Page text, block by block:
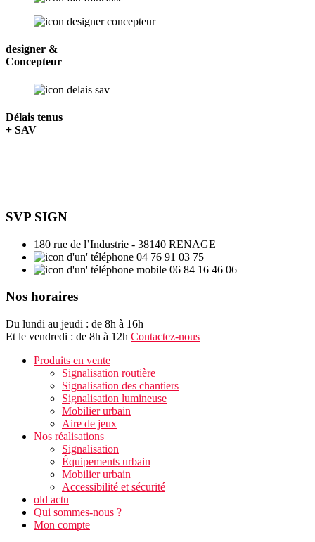
designer &
Concepteur
Délais tenus
+ SAV
SVP SIGN
180 rue de l’Industrie - 38140 RENAGE
04 76 91 03 75
06 84 16 46 06
Nos horaires
Du lundi au jeudi : de 8h à 16h
Et le vendredi : de 8h à 12h Contactez-nous
Produits en vente
Signalisation routière
Signalisation des chantiers
Signalisation lumineuse
Mobilier urbain
Aire de jeux
Nos réalisations
Signalisation
Équipements urbain
Mobilier urbain
Accessibilité et sécurité
old actu
Qui sommes-nous ?
Mon compte